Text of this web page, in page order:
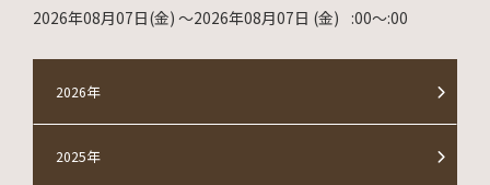
2026年08月07日(金) 〜2026年08月07日 (金) :00〜:00
2026年
2025年